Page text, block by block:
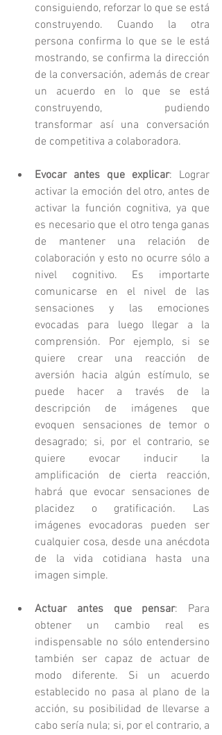
consiguiendo, reforzar lo que se está
construyendo. Cuando la otra
persona confirma lo que se le está
mostrando, se confirma la dirección
de la conversación, además de crear
un acuerdo en lo que se está
construyendo, pudiendo
transformar así una conversación
de competitiva a colaboradora.
Evocar antes que explicar: Lograr
activar la emoción del otro, antes de
activar la función cognitiva, ya que
es necesario que el otro tenga ganas
de mantener una relación de
colaboración y esto no ocurre sólo a
nivel cognitivo. Es importarte
comunicarse en el nivel de las
sensaciones y las emociones
evocadas para luego llegar a la
comprensión. Por ejemplo, si se
quiere crear una reacción de
aversión hacia algún estímulo, se
puede hacer a través de la
descripción de imágenes que
evoquen sensaciones de temor o
desagrado; si, por el contrario, se
quiere evocar inducir la
amplificación de cierta reacción,
habrá que evocar sensaciones de
placidez o gratificación. Las
imágenes evocadoras pueden ser
cualquier cosa, desde una anécdota
de la vida cotidiana hasta una
imagen simple.
Actuar antes que pensar: Para
obtener un cambio real es
indispensable no sólo entendersino
también ser capaz de actuar de
modo diferente. Si un acuerdo
establecido no pasa al plano de la
acción, su posibilidad de llevarse a
cabo sería nula; si, por el contrario, a